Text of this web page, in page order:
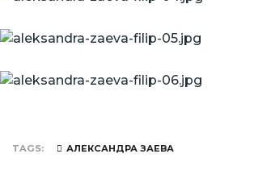
TAGS АЛЕКСАНДРА ЗАЕВА